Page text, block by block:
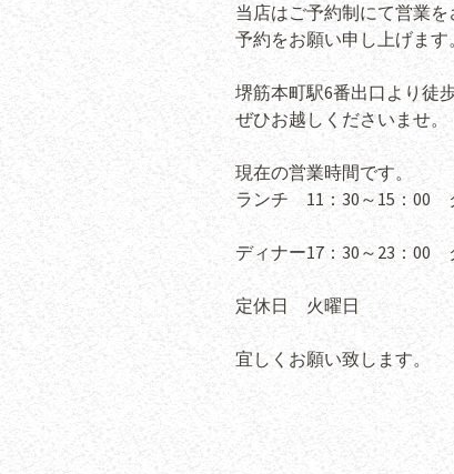
当店はご予約制にて営業
予約をお願い申し上げます。
堺筋本町駅6番出口より徒
ぜひお越しくださいませ。
現在の営業時間です。
ランチ 11：30～15：00
ディナー17：30～23：00
定休日 火曜日
宜しくお願い致します。